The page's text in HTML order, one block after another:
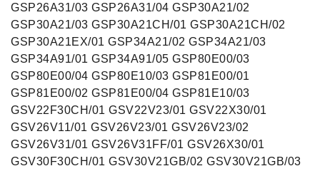
GSP26A31/03 GSP26A31/04 GSP30A21/02
GSP30A21/03 GSP30A21CH/01 GSP30A21CH/02
GSP30A21EX/01 GSP34A21/02 GSP34A21/03
GSP34A91/01 GSP34A91/05 GSP80E00/03
GSP80E00/04 GSP80E10/03 GSP81E00/01
GSP81E00/02 GSP81E00/04 GSP81E10/03
GSV22F30CH/01 GSV22V23/01 GSV22X30/01
GSV26V11/01 GSV26V23/01 GSV26V23/02
GSV26V31/01 GSV26V31FF/01 GSV26X30/01
GSV30F30CH/01 GSV30V21GB/02 GSV30V21GB/03